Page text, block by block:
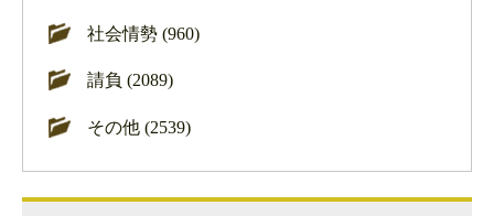
社会情勢 (960)
請負 (2089)
その他 (2539)